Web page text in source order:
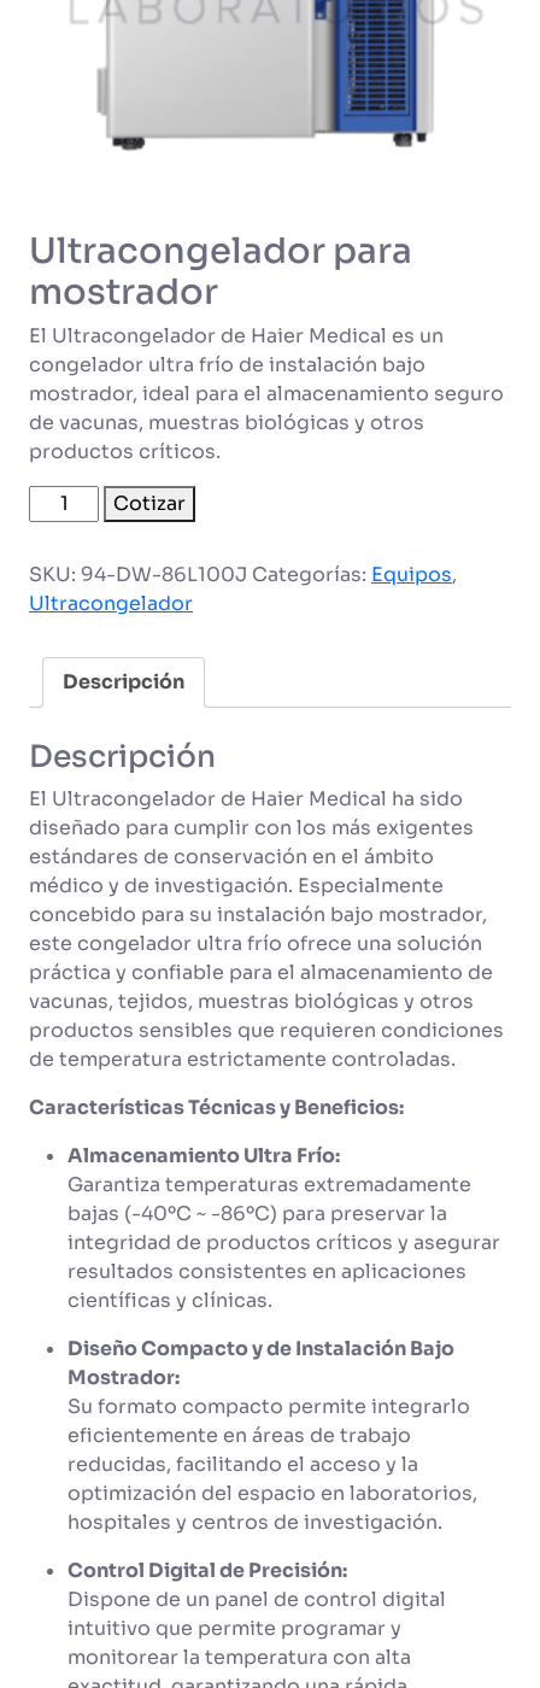
Ultracongelador para
mostrador
El Ultracongelador de Haier Medical es un
congelador ultra frío de instalación bajo
mostrador, ideal para el almacenamiento seguro
de vacunas, muestras biológicas y otros
productos críticos.
Ultracongelador
para
cantidad
Cotizar
SKU: 94-DW-86L100J Categorías: Equipos,
Ultracongelador
Descripción
Descripción
El Ultracongelador de Haier Medical ha sido
diseñado para cumplir con los más exigentes
estándares de conservación en el ámbito
médico y de investigación. Especialmente
concebido para su instalación bajo mostrador,
este congelador ultra frío ofrece una solución
práctica y confiable para el almacenamiento de
vacunas, tejidos, muestras biológicas y otros
productos sensibles que requieren condiciones
de temperatura estrictamente controladas.
Características Técnicas y Beneficios:
Almacenamiento Ultra Frío:
Garantiza temperaturas extremadamente
bajas (-40ºC ~ -86ºC) para preservar la
integridad de productos críticos y asegurar
resultados consistentes en aplicaciones
científicas y clínicas.
Diseño Compacto y de Instalación Bajo
Mostrador:
Su formato compacto permite integrarlo
eficientemente en áreas de trabajo
reducidas, facilitando el acceso y la
optimización del espacio en laboratorios,
hospitales y centros de investigación.
Control Digital de Precisión:
Dispone de un panel de control digital
intuitivo que permite programar y
monitorear la temperatura con alta